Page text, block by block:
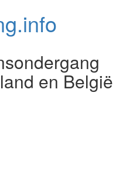
info
en België